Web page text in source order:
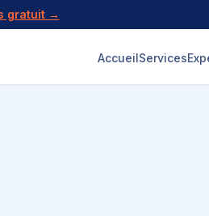
gratuit →
AccueilServices